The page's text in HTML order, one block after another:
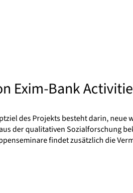
Exim-Bank
des Projekts besteht darin,
der qualitativen Sozialforschung
findet zusätzlich die